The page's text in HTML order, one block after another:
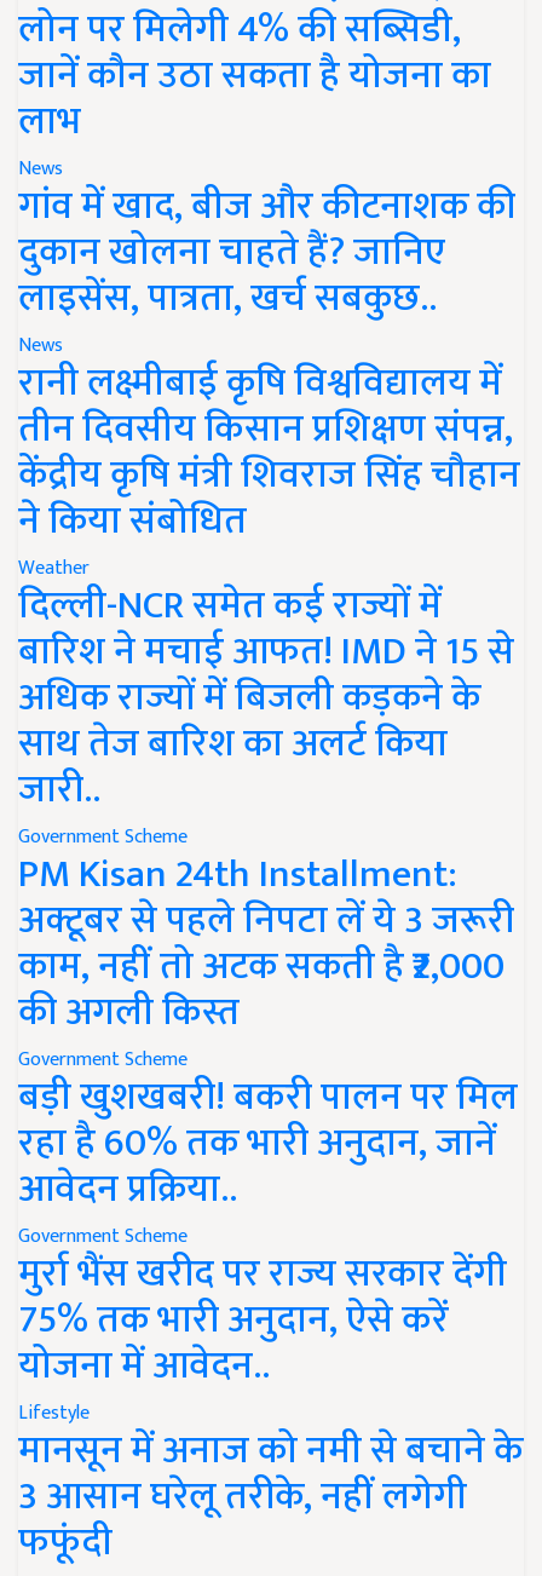
लोन पर मिलेगी 4% की सब्सिडी,
जानें कौन उठा सकता है योजना का
लाभ
News
गांव में खाद, बीज और कीटनाशक की
दुकान खोलना चाहते हैं? जानिए
लाइसेंस, पात्रता, खर्च सबकुछ..
News
रानी लक्ष्मीबाई कृषि विश्वविद्यालय में
तीन दिवसीय किसान प्रशिक्षण संपन्न,
केंद्रीय कृषि मंत्री शिवराज सिंह चौहान
ने किया संबोधित
Weather
दिल्ली-NCR समेत कई राज्यों में
बारिश ने मचाई आफत! IMD ने 15 से
अधिक राज्यों में बिजली कड़कने के
साथ तेज बारिश का अलर्ट किया
जारी..
Government Scheme
PM Kisan 24th Installment:
अक्टूबर से पहले निपटा लें ये 3 जरूरी
काम, नहीं तो अटक सकती है ₹2,000
की अगली किस्त
Government Scheme
बड़ी खुशखबरी! बकरी पालन पर मिल
रहा है 60% तक भारी अनुदान, जानें
आवेदन प्रक्रिया..
Government Scheme
मुर्रा भैंस खरीद पर राज्य सरकार देंगी
75% तक भारी अनुदान, ऐसे करें
योजना में आवेदन..
Lifestyle
मानसून में अनाज को नमी से बचाने के
3 आसान घरेलू तरीके, नहीं लगेगी
फफूंदी